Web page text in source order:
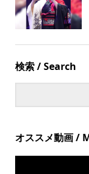
検索 / Search
オススメ動画 /